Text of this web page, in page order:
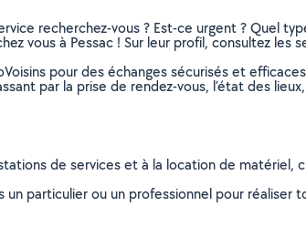
recherchez-vous ? Est-ce urgent ? Quel
vous à Pessac ! Sur leur profil, consultez
pour des échanges sécurisés et
par la prise de rendez-vous, l’état des
de services et à la location de
particulier ou un professionnel pour